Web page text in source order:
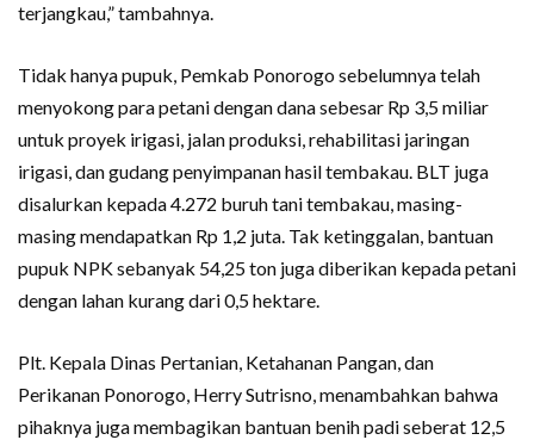
terjangkau,” tambahnya.
Tidak hanya pupuk, Pemkab Ponorogo sebelumnya telah
menyokong para petani dengan dana sebesar Rp 3,5 miliar
untuk proyek irigasi, jalan produksi, rehabilitasi jaringan
irigasi, dan gudang penyimpanan hasil tembakau. BLT juga
disalurkan kepada 4.272 buruh tani tembakau, masing-
masing mendapatkan Rp 1,2 juta. Tak ketinggalan, bantuan
pupuk NPK sebanyak 54,25 ton juga diberikan kepada petani
dengan lahan kurang dari 0,5 hektare.
Plt. Kepala Dinas Pertanian, Ketahanan Pangan, dan
Perikanan Ponorogo, Herry Sutrisno, menambahkan bahwa
pihaknya juga membagikan bantuan benih padi seberat 12,5